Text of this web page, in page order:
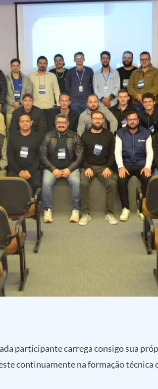
participante carrega consigo sua
continuamente na formação técnica